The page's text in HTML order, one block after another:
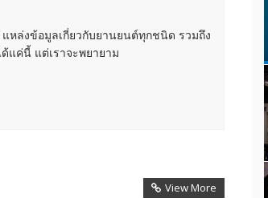
แหล่งข้อมูลเกี่ยวกับยานยนต์ทุกชนิด รวมถึง
แค่นี้ แต่เราจะพยายาม
View More